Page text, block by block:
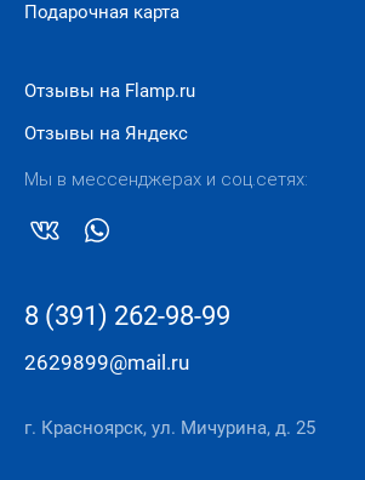
Подарочная карта
Отзывы на Flamp.ru
Отзывы на Яндекс
Мы в мессенджерах и соц.сетях:
8 (391) 262-98-99
2629899@mail.ru
г. Красноярск, ул. Мичурина, д. 25